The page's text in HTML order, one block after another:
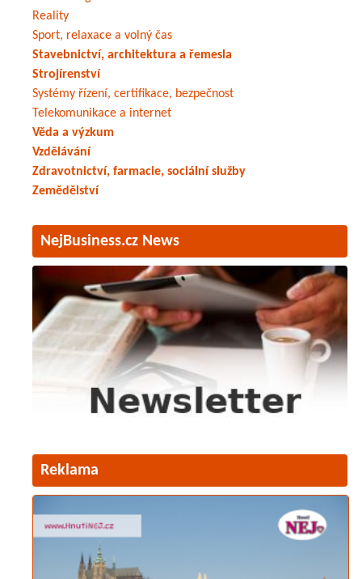
Reality
Sport, relaxace a volný čas
Stavebnictví, architektura a řemesla
Strojírenství
Systémy řízení, certifikace, bezpečnost
Telekomunikace a internet
Věda a výzkum
Vzdělávání
Zdravotnictví, farmacie, sociální služby
Zemědělství
NejBusiness.cz News
Reklama